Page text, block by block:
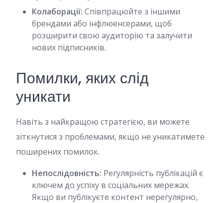
Колаборації: Співпрацюйте з іншими
брендами або інфлюенсерами, щоб
розширити свою аудиторію та залучити
нових підписників.
Помилки, яких слід
уникати
Навіть з найкращою стратегією, ви можете
зіткнутися з проблемами, якщо не уникатимете
поширених помилок.
Непослідовність: Регулярність публікацій є
ключем до успіху в соціальних мережах.
Якщо ви публікуєте контент нерегулярно,